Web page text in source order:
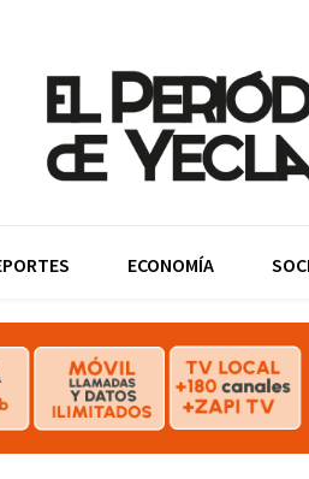
ECONOMÍA